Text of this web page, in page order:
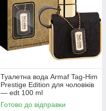
Туалетна вода Armaf Tag-Him
Prestige Edition для чоловіків
— edt 100 ml
Готово до відправки